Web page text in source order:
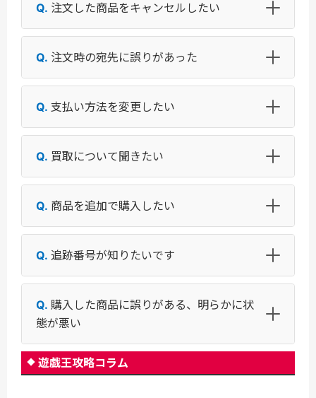
注文した商品をキャンセルしたい
注文時の宛先に誤りがあった
支払い方法を変更したい
買取について聞きたい
商品を追加で購入したい
追跡番号が知りたいです
購入した商品に誤りがある、明らかに状
態が悪い
遊戯王攻略コラム